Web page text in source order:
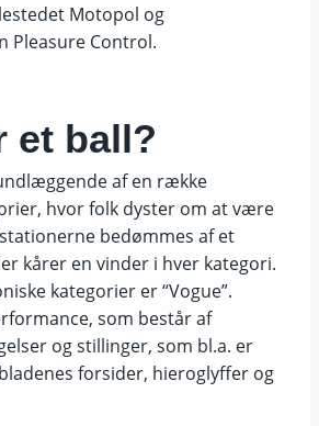
Motopol og
Pleasure Control.
et ball?
af en række
hvor folk dyster om at være
bedømmes af et
kårer en vinder i hver kategori.
kategorier er “Vogue”.
som består af
og stillinger, som bl.a. er
forsider, hieroglyffer og